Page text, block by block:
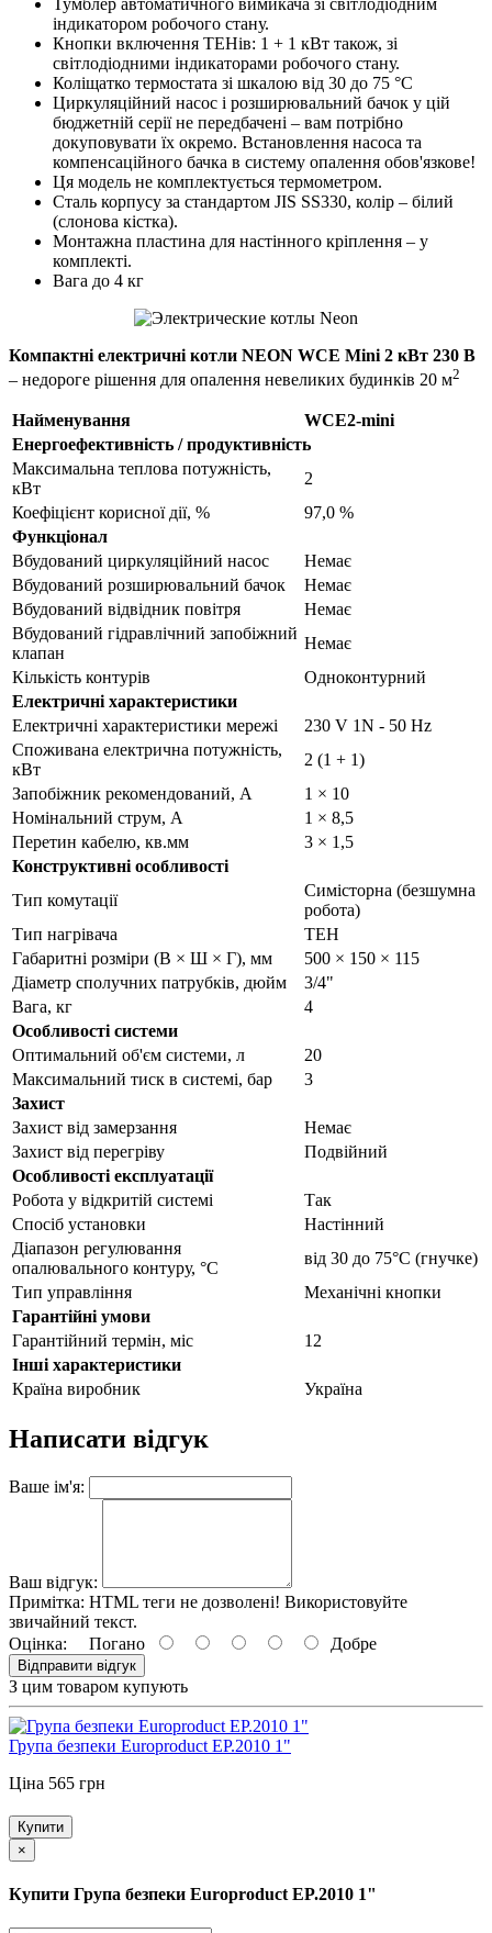
індикатором робочого стану.
Кнопки включення ТЕНів: 1 + 1 кВт також, зі
світлодіодними індикаторами робочого стану.
Коліщатко термостата зі шкалою від 30 до 75 °С
Циркуляційний насос і розширювальний бачок у цій
бюджетній серії не передбачені – вам потрібно
докуповувати їх окремо. Встановлення насоса та
компенсаційного бачка в систему опалення обов'язкове!
Ця модель не комплектується термометром.
Cталь корпусу за стандартом JIS SS330, колір – білий
(слонова кістка).
Монтажна пластина для настінного кріплення – у
комплекті.
Вага до 4 кг
Компактні електричні котли NEON WCE Mini 2 кВт 230 В
– недороге рішення для опалення невеликих будинків 20 м2
Найменування
WCE2-mini
Енергоефективність / продуктивність
Максимальна теплова потужність,
кВт
2
Коефіцієнт корисної дії, %
97,0 %
Функціонал
Вбудований циркуляційний насос
Немає
Вбудований розширювальний бачок
Немає
Вбудований відвідник повітря
Немає
Вбудований гідравлічний запобіжний
клапан
Немає
Кількість контурів
Одноконтурний
Електричні характеристики
Електричні характеристики мережі
230 V 1N - 50 Hz
Споживана електрична потужність,
кВт
2 (1 + 1)
Запобіжник рекомендований, А
1 × 10
Номінальний струм, А
1 × 8,5
Перетин кабелю, кв.мм
3 × 1,5
Конструктивні особливості
Тип комутації
Симісторна (безшумна
робота)
Тип нагрівача
ТЕН
Габаритні розміри (В × Ш × Г), мм
500 × 150 × 115
Діаметр сполучних патрубків, дюйм
3/4"
Вага, кг
4
Особливості системи
Оптимальний об'єм системи, л
20
Максимальний тиск в системі, бар
3
Захист
Захист від замерзання
Немає
Захист від перегріву
Подвійний
Особливості експлуатації
Робота у відкритій системі
Так
Спосіб установки
Настінний
Діапазон регулювання
опалювального контуру, °С
від 30 до 75°С (гнучке)
Тип управління
Механічні кнопки
Гарантійні умови
Гарантійний термін, міс
12
Інші характеристики
Країна виробник
Україна
Написати відгук
Ваше ім'я:
Ваш відгук:
Примітка: HTML теги не дозволені! Використовуйте
звичайний текст.
Оцінка: Погано Добре
Відправити відгук
З цим товаром купують
Група безпеки Europroduct EP.2010 1"
Ціна 565 грн
Купити
×
Купити Група безпеки Europroduct EP.2010 1"